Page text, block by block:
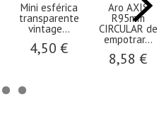
Mini esférica
transparente
vintage...
4,50 €
Aro AXIS
R95mm
CIRCULAR de
empotrar...
8,58 €